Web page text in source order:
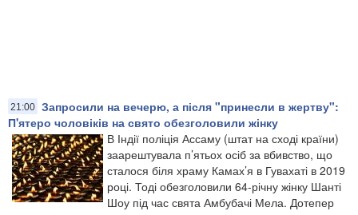
21:00 Запросили на вечерю, а після "принесли в жертву":
П'ятеро чоловіків на свято обезголовили жінку
В Індії поліція Ассаму (штат на сході країни)
заарештувала п’ятьох осіб за вбивство, що
сталося біля храму Камах’я в Гувахаті в 2019
році. Тоді обезголовили 64-річну жінку Шанті
Шоу під час свята Амбубачі Мела. Дотепер